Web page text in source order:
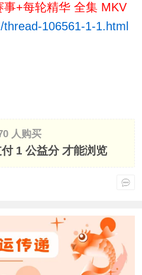
+每轮精华 全集 MKV
106561-1-1.html
人购买
付 1 公益分才能浏览